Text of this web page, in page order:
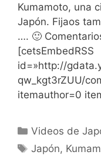
Kumamoto, una
Japón. Fijaos
…. 🙂
[cetsEmbedRSS
id=»http://
qw_kgt3rZUU/
itemauthor=0
Categorías
Videos de
Etiquetas
Japón,